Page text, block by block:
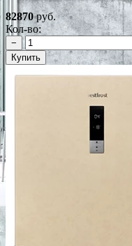
82870руб.
Кол-во:
−
Купить